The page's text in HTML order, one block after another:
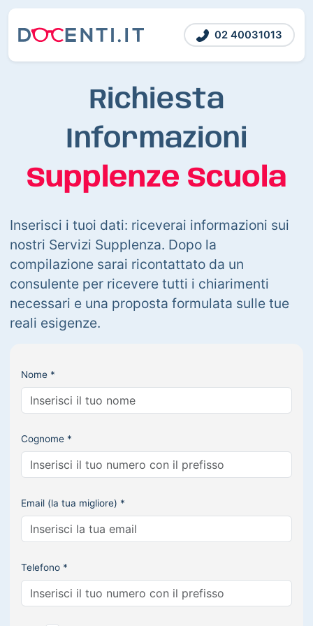
02 40031013
Richiesta
Informazioni
Supplenze Scuola
Inserisci i tuoi dati: riceverai informazioni sui
nostri Servizi Supplenza. Dopo la
compilazione sarai ricontattato da un
consulente per ricevere tutti i chiarimenti
necessari e una proposta formulata sulle tue
reali esigenze.
Nome *
Cognome *
Email (la tua migliore) *
Telefono *